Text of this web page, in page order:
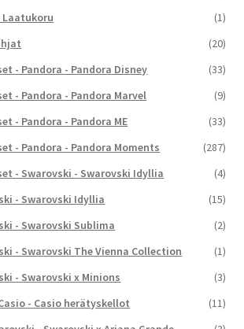
Laatukoru
(1)
(20)
- Pandora - Pandora Disney
(33)
- Pandora - Pandora Marvel
(9)
- Pandora - Pandora ME
(33)
- Pandora - Pandora Moments
(287)
- Swarovski - Swarovski Idyllia
(4)
- Swarovski Idyllia
(15)
- Swarovski Sublima
(2)
- Swarovski The Vienna Collection
(1)
- Swarovski x Minions
(3)
- Casio herätyskellot
(11)